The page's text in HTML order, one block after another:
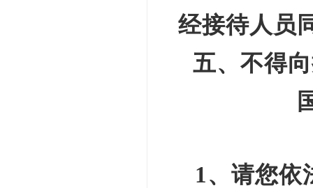
经接待人员
五、不得
1、请您依